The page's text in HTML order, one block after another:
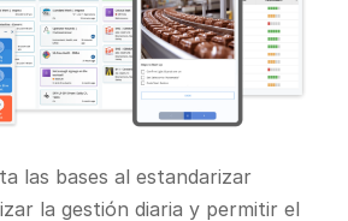
las bases al estandarizar
la gestión diaria y permitir el